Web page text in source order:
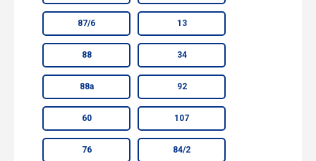
87/6 13
88 34
88а 92
60 107
76 84/2